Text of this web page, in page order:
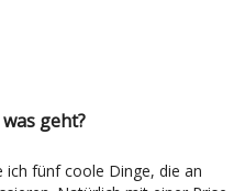
geht?
ich fünf coole Dinge, die an